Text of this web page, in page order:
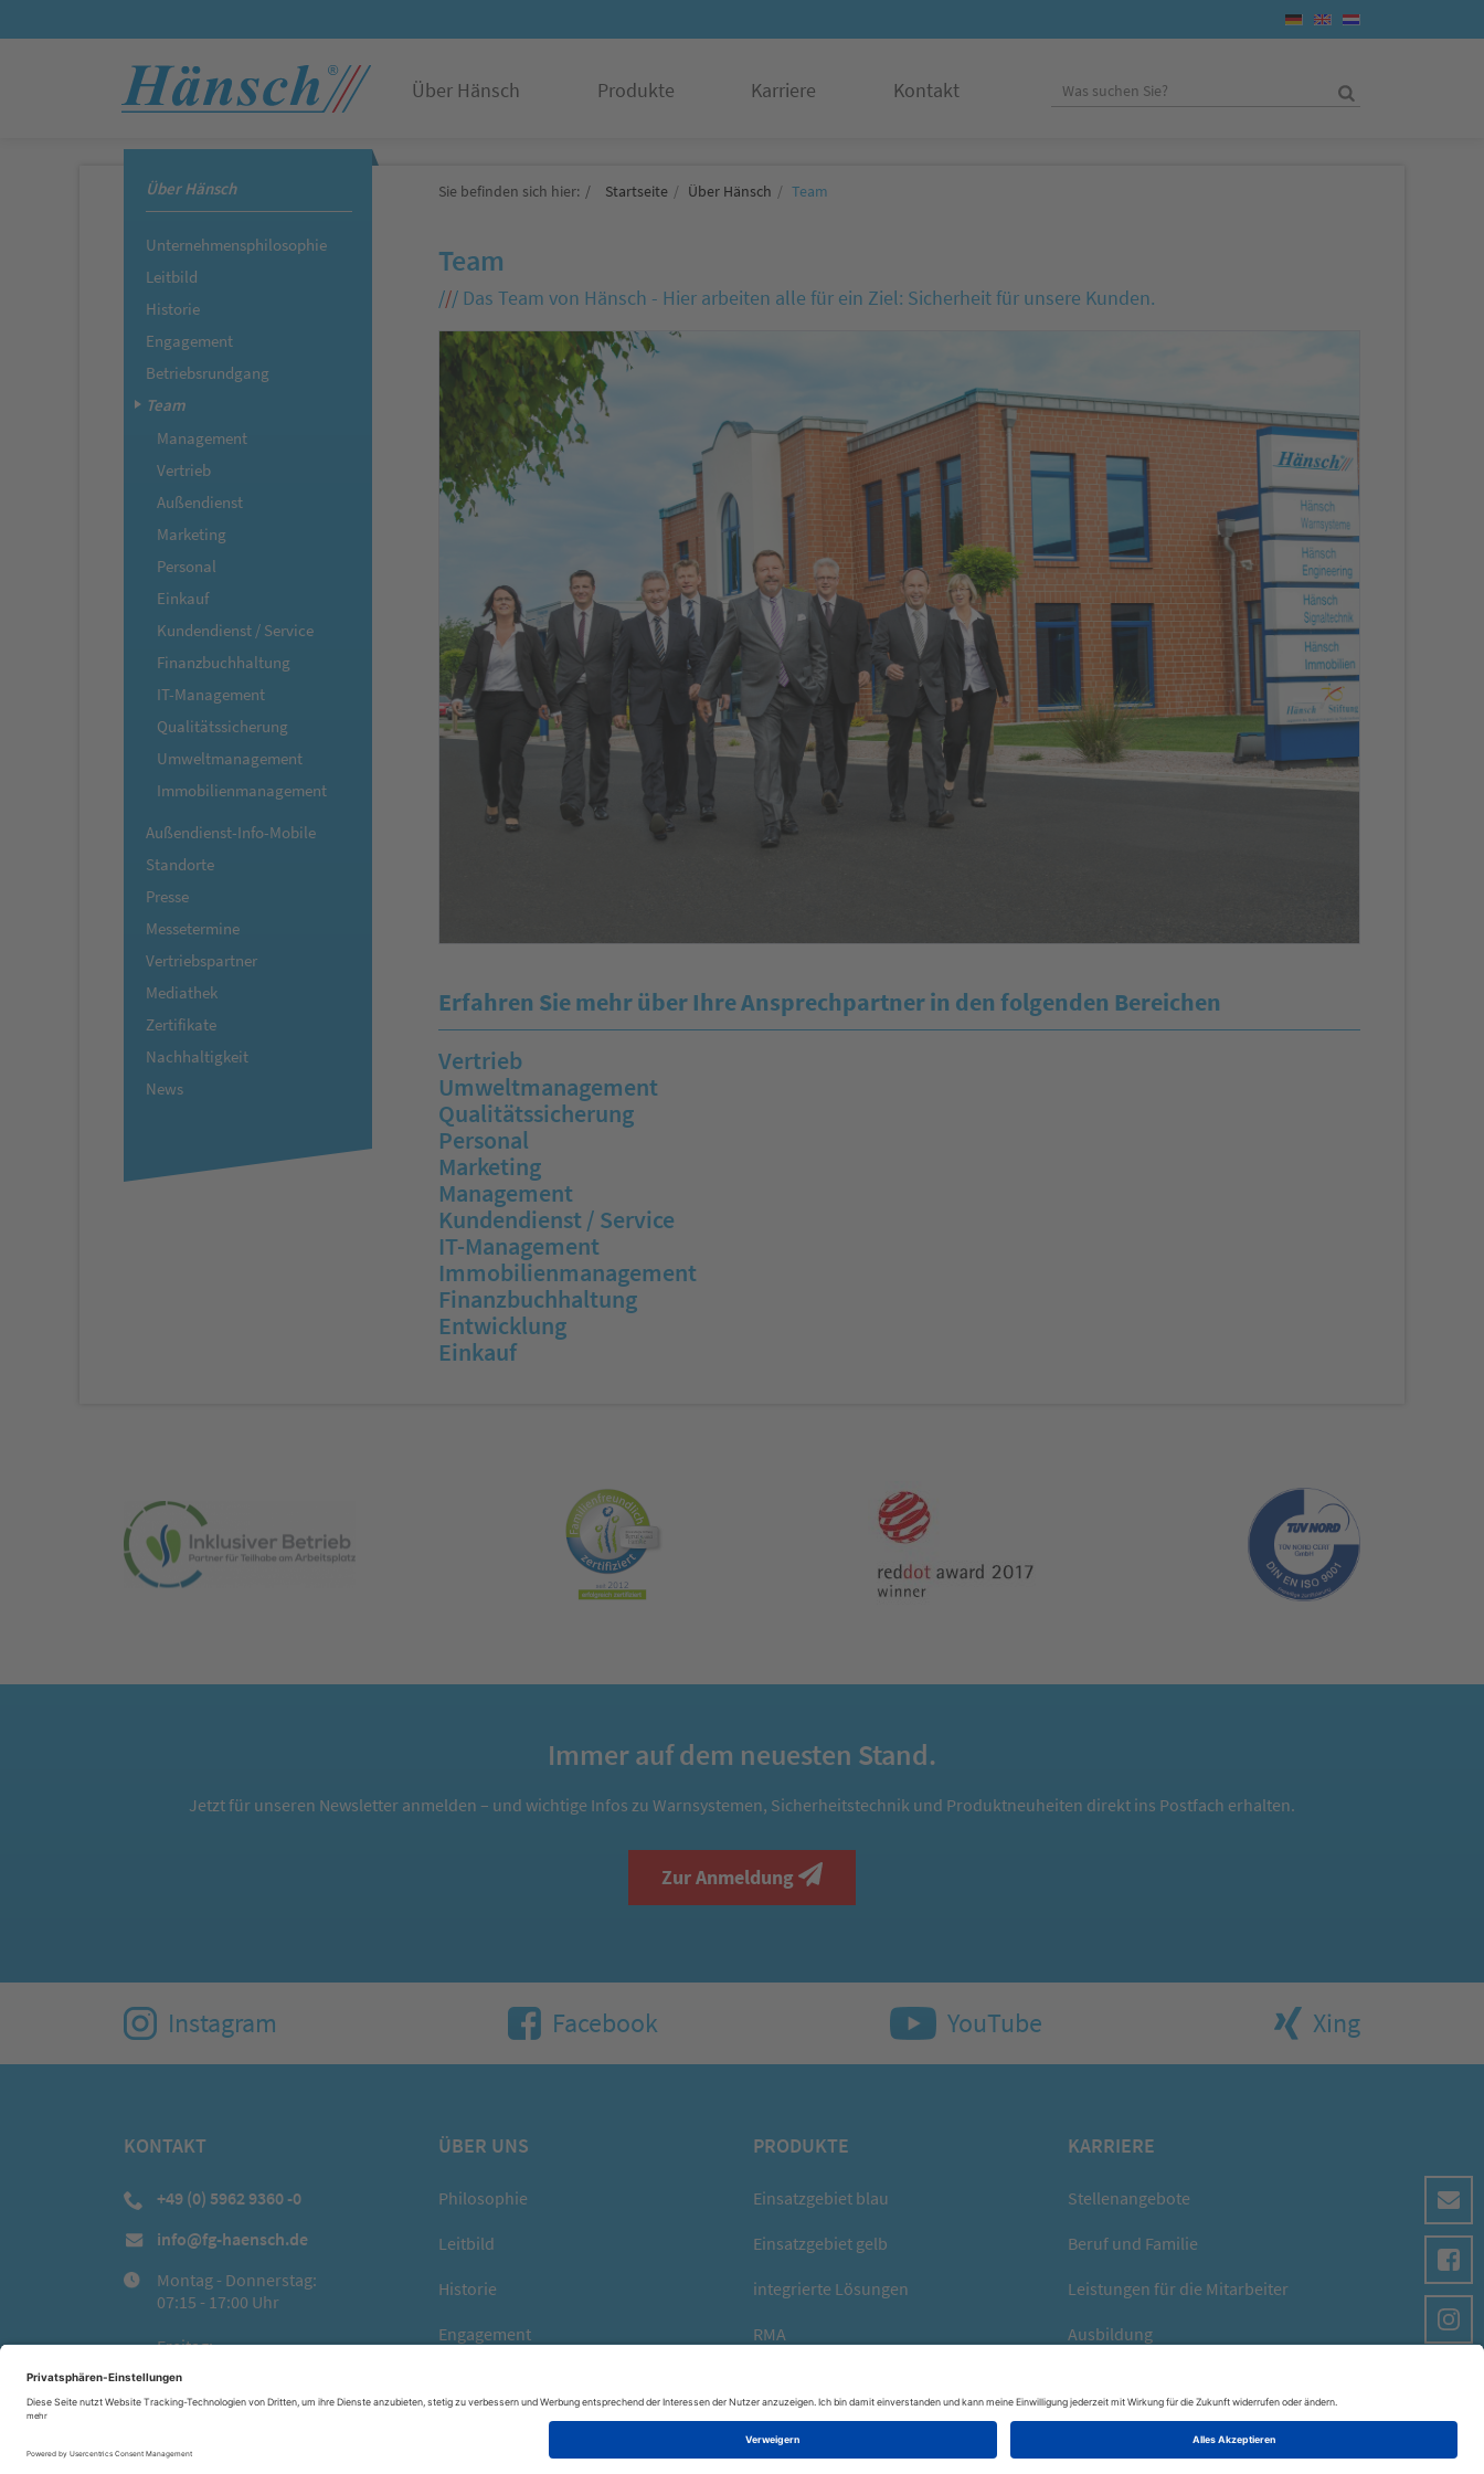
Über Hänsch Produkte Karriere Kontakt
Über Hänsch
Unternehmensphilosophie
Leitbild
Historie
Engagement
Betriebsrundgang
Team
Management
Vertrieb
Außendienst
Marketing
Personal
Einkauf
Kundendienst / Service
Finanzbuchhaltung
IT-Management
Qualitätssicherung
Umweltmanagement
Immobilienmanagement
Außendienst-Info-Mobile
Standorte
Presse
Messetermine
Vertriebspartner
Mediathek
Zertifikate
Nachhaltigkeit
News
Sie befinden sich hier: Startseite Über Hänsch Team
Team
/// Das Team von Hänsch - Hier arbeiten alle für ein Ziel: Sicherheit für unsere Kunden.
Erfahren Sie mehr über Ihre Ansprechpartner in den folgenden Bereichen
Vertrieb
Umweltmanagement
Qualitätssicherung
Personal
Marketing
Management
Kundendienst / Service
IT-Management
Immobilienmanagement
Finanzbuchhaltung
Entwicklung
Einkauf
Immer auf dem neuesten Stand.
Jetzt für unseren Newsletter anmelden – und wichtige Infos zu Warnsystemen, Sicherheitstechnik und Produktneuheiten direkt ins Postfach erhalten.
Zur Anmeldung
Instagram Facebook YouTube Xing
ÜBER UNS
Philosophie
Leitbild
Historie
Engagement
PRODUKTE
Einsatzgebiet blau
Einsatzgebiet gelb
integrierte Lösungen
RMA
KARRIERE
Stellenangebote
Beruf und Familie
Leistungen für die Mitarbeiter
Ausbildung
KONTAKT
+49 (0) 5962 9360 -0
info@fg-haensch.de
Montag - Donnerstag:
07:15 - 17:00 Uhr
Freitag:
AGB Impressum Datenschutz
© Hänsch GmbH ×